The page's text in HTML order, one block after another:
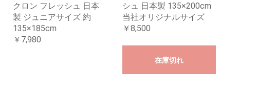
クロン フレッシュ 日本
製 ジュニアサイズ 約
135×185cm
￥7,980
シュ 日本製 135×200cm
当社オリジナルサイズ
￥8,500
在庫切れ